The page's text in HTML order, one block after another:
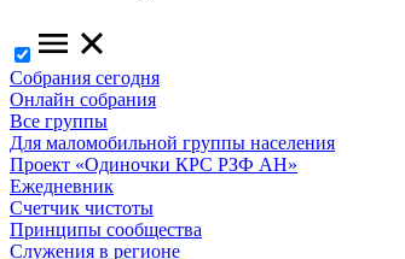
Собрания сегодня
Онлайн собрания
Все группы
Для маломобильной группы населения
Проект «Одиночки КРС РЗФ АН»
Ежедневник
Счетчик чистоты
Принципы сообщества
Служения в регионе